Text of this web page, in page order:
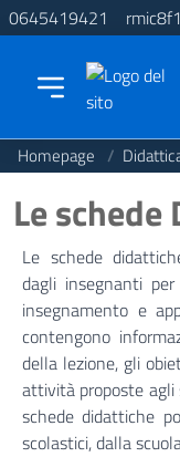
0645419421
Homepage /
Le
Le schede
dagli insegnanti
insegnamento e
contengono
della lezione, gli
attività proposte
schede didattiche
scolastici, dalla